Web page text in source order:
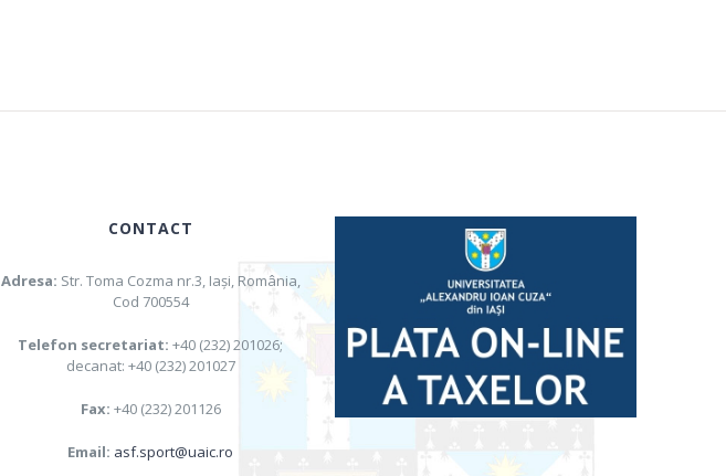
CONTACT
Adresa: Str. Toma Cozma nr.3, Iaşi, România,
Cod 700554
Telefon secretariat:+40 (232) 201026;
decanat: +40 (232) 201027
Fax: +40 (232) 201126
Email: asf.sport@uaic.ro